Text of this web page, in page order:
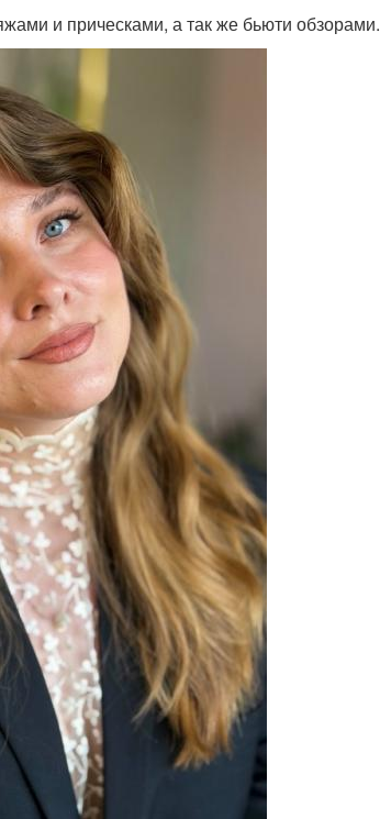
и прическами, а так же бьюти обзорами.